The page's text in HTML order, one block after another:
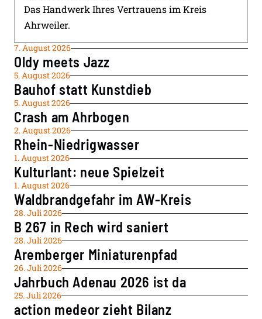
Das Handwerk Ihres Vertrauens im Kreis
Ahrweiler.
7. August 2026
Oldy meets Jazz
5. August 2026
Bauhof statt Kunstdieb
5. August 2026
Crash am Ahrbogen
2. August 2026
Rhein-Niedrigwasser
1. August 2026
Kulturlant: neue Spielzeit
1. August 2026
Waldbrandgefahr im AW-Kreis
28. Juli 2026
B 267 in Rech wird saniert
28. Juli 2026
Aremberger Miniaturenpfad
26. Juli 2026
Jahrbuch Adenau 2026 ist da
25. Juli 2026
action medeor zieht Bilanz